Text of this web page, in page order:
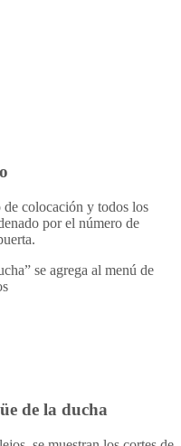
de colocación y todos los
por el número de
se agrega al menú de
de la ducha